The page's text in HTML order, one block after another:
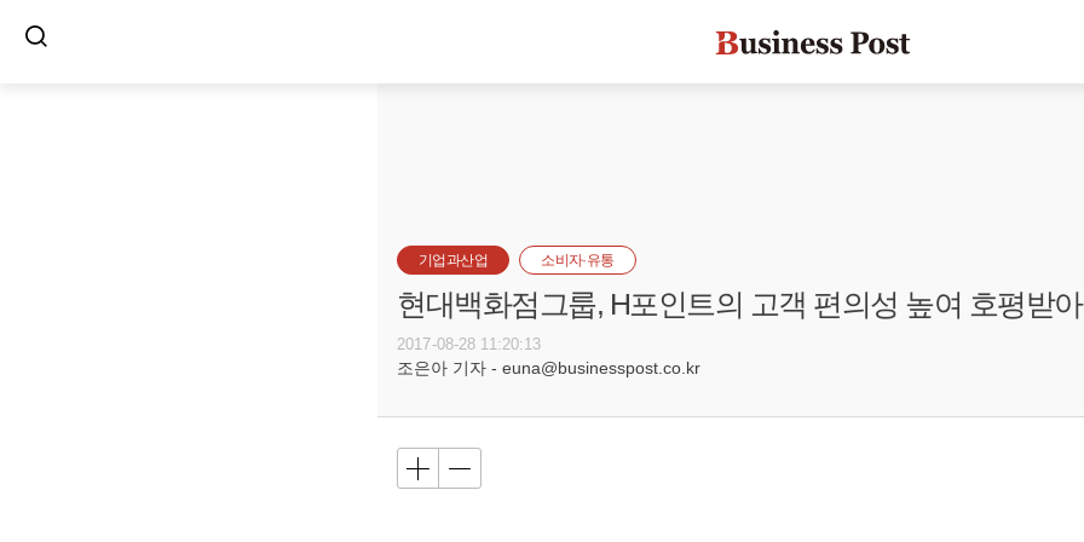
기업과산업 소비자·유통
현대백화점그룹, H포인트의 고객 편의성 높여 호평받아
2017-08-28 11:20:13
조은아 기자 - euna@businesspost.co.kr